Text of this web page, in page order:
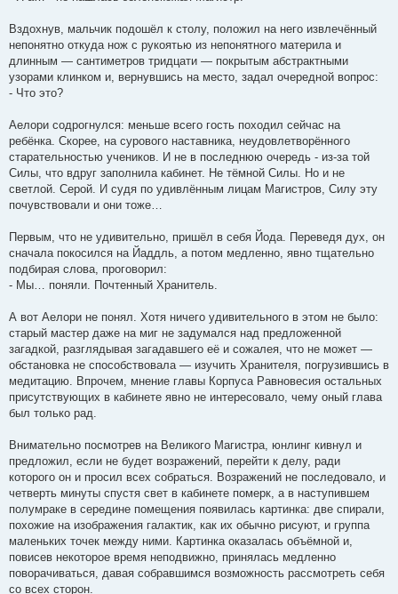
Вздохнув, мальчик подошёл к столу, положил на него извлечённый
непонятно откуда нож с рукоятью из непонятного материла и
длинным — сантиметров тридцати — покрытым абстрактными
узорами клинком и, вернувшись на место, задал очередной вопрос:
- Что это?
Аелори содрогнулся: меньше всего гость походил сейчас на
ребёнка. Скорее, на сурового наставника, неудовлетворённого
старательностью учеников. И не в последнюю очередь - из-за той
Силы, что вдруг заполнила кабинет. Не тёмной Силы. Но и не
светлой. Серой. И судя по удивлённым лицам Магистров, Силу эту
почувствовали и они тоже…
Первым, что не удивительно, пришёл в себя Йода. Переведя дух, он
сначала покосился на Йаддль, а потом медленно, явно тщательно
подбирая слова, проговорил:
- Мы… поняли. Почтенный Хранитель.
А вот Аелори не понял. Хотя ничего удивительного в этом не было:
старый мастер даже на миг не задумался над предложенной
загадкой, разглядывая загадавшего её и сожалея, что не может —
обстановка не способствовала — изучить Хранителя, погрузившись в
медитацию. Впрочем, мнение главы Корпуса Равновесия остальных
присутствующих в кабинете явно не интересовало, чему оный глава
был только рад.
Внимательно посмотрев на Великого Магистра, юнлинг кивнул и
предложил, если не будет возражений, перейти к делу, ради
которого он и просил всех собраться. Возражений не последовало, и
четверть минуты спустя свет в кабинете померк, а в наступившем
полумраке в середине помещения появилась картинка: две спирали,
похожие на изображения галактик, как их обычно рисуют, и группа
маленьких точек между ними. Картинка оказалась объёмной и,
повисев некоторое время неподвижно, принялась медленно
поворачиваться, давая собравшимся возможность рассмотреть себя
со всех сторон.